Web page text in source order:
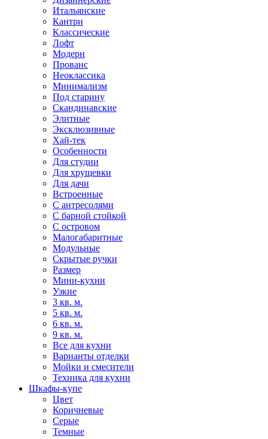
Итальянские
Кантри
Классические
Лофт
Модерн
Прованс
Неоклассика
Минимализм
Под старину
Скандинавские
Элитные
Эксклюзивные
Хай-тек
Особенности
Для студии
Для хрущевки
Для дачи
Встроенные
С антресолями
С барной стойкой
С островом
Малогабаритные
Модульные
Скрытые ручки
Размер
Мини-кухни
Узкие
3 кв. м.
5 кв. м.
6 кв. м.
9 кв. м.
Все для кухни
Варианты отделки
Мойки и смесители
Техника для кухни
Шкафы-купе
Цвет
Коричневые
Серые
Темные